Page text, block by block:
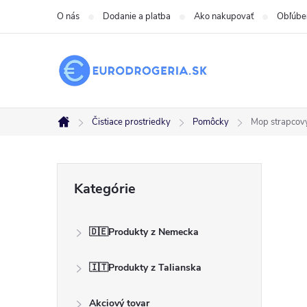
O nás Dodanie a platba Ako nakupovať
Domov
Čistiace prostriedky Pomôcky Mop
kategórie
Kategórie
🇩🇪Produkty z Nemecka
🇮🇹Produkty z Talianska
Akciový tovar